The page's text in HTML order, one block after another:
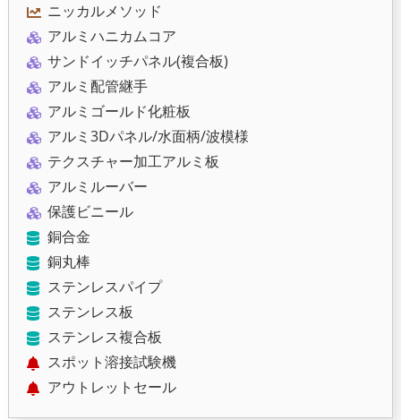
ニッカルメソッド
アルミハニカムコア
サンドイッチパネル(複合板)
アルミ配管継手
アルミゴールド化粧板
アルミ3Dパネル/水面柄/波模様
テクスチャー加工アルミ板
アルミルーバー
保護ビニール
銅合金
銅丸棒
ステンレスパイプ
ステンレス板
ステンレス複合板
スポット溶接試験機
アウトレットセール